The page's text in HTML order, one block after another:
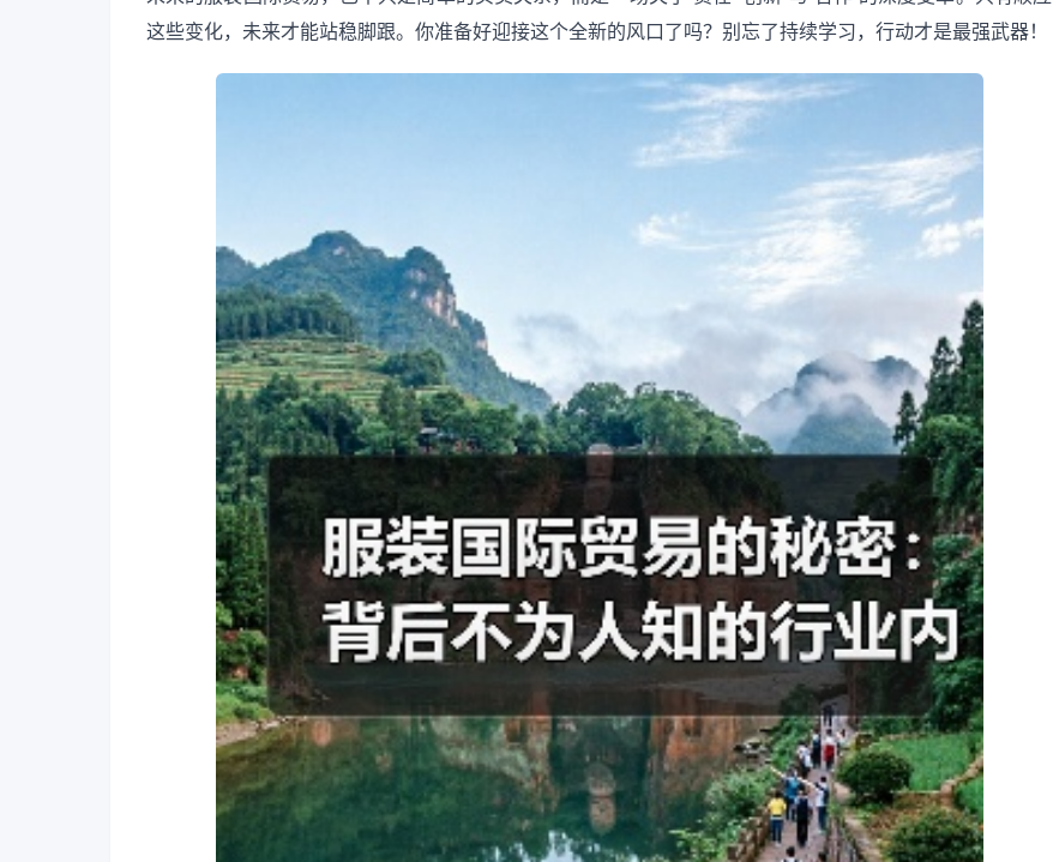
这些变化，未来才能站稳脚跟。你准备好迎接这个全新的风口了吗？别忘了持续学习，行动才是最强武器！